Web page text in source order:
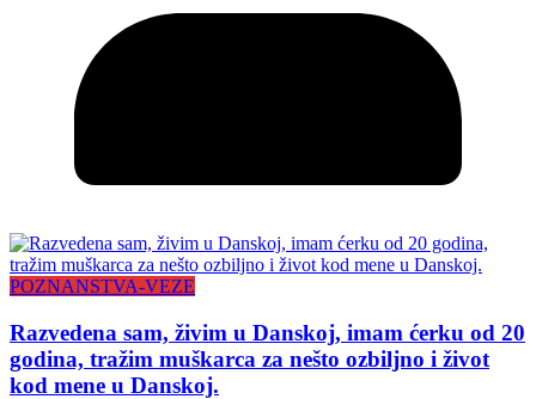
POZNANSTVA-VEZE
Razvedena sam, živim u Danskoj, imam ćerku od 20
godina, tražim muškarca za nešto ozbiljno i život
kod mene u Danskoj.